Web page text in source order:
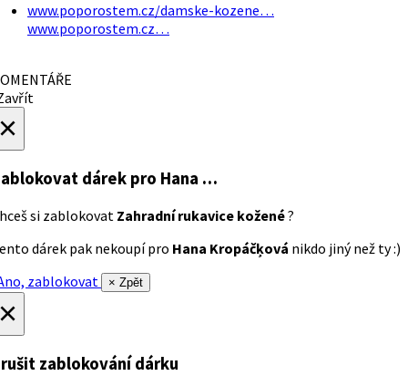
www.poporostem.cz/damske-kozene…
www.poporostem.cz…
dárek pro Hana …
si zablokovat Zahradní rukavice kožené?
dárek pak nekoupí pro Hana Kropáčķová nikdo jiný než ty :)
zablokovat
× Zpět
zablokování dárku